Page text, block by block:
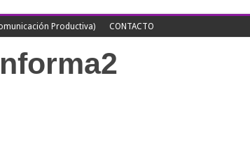
Productiva) CONTACTO